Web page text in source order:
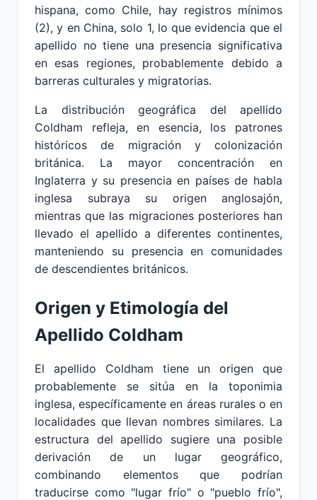
hispana, como Chile, hay registros mínimos
(2), y en China, solo 1, lo que evidencia que el
apellido no tiene una presencia significativa
en esas regiones, probablemente debido a
barreras culturales y migratorias.
La distribución geográfica del apellido
Coldham refleja, en esencia, los patrones
históricos de migración y colonización
británica. La mayor concentración en
Inglaterra y su presencia en países de habla
inglesa subraya su origen anglosajón,
mientras que las migraciones posteriores han
llevado el apellido a diferentes continentes,
manteniendo su presencia en comunidades
de descendientes británicos.
Origen y Etimología del
Apellido Coldham
El apellido Coldham tiene un origen que
probablemente se sitúa en la toponimia
inglesa, específicamente en áreas rurales o en
localidades que llevan nombres similares. La
estructura del apellido sugiere una posible
derivación de un lugar geográfico,
combinando elementos que podrían
traducirse como "lugar frío" o "pueblo frío",